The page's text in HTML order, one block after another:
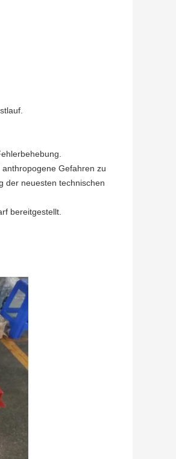
Gefahren zu
der neuesten technischen
bereitgestellt.